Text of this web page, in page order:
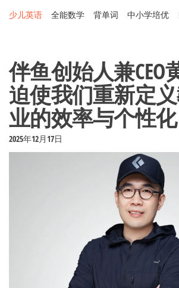
Skip
content
少儿英语 全能数学 背单词 中小学培优
伴鱼创始人兼CEO
迫使我们重新定
业的效率与个性化
2025年12月17日